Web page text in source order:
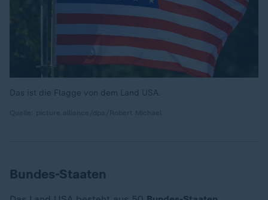
Das ist die Flagge von dem Land USA.
Bundes-Staaten